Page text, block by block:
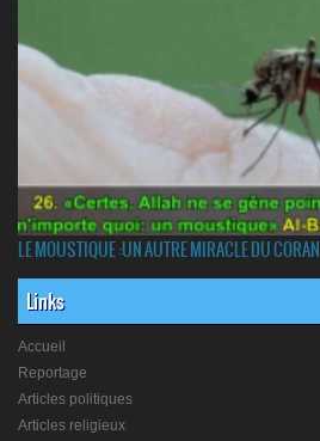
LE MOUSTIQUE :UN AUTRE MIRACLE DU CORAN
Links
Accueil
Reportage
Articles politiques
Articles religieux